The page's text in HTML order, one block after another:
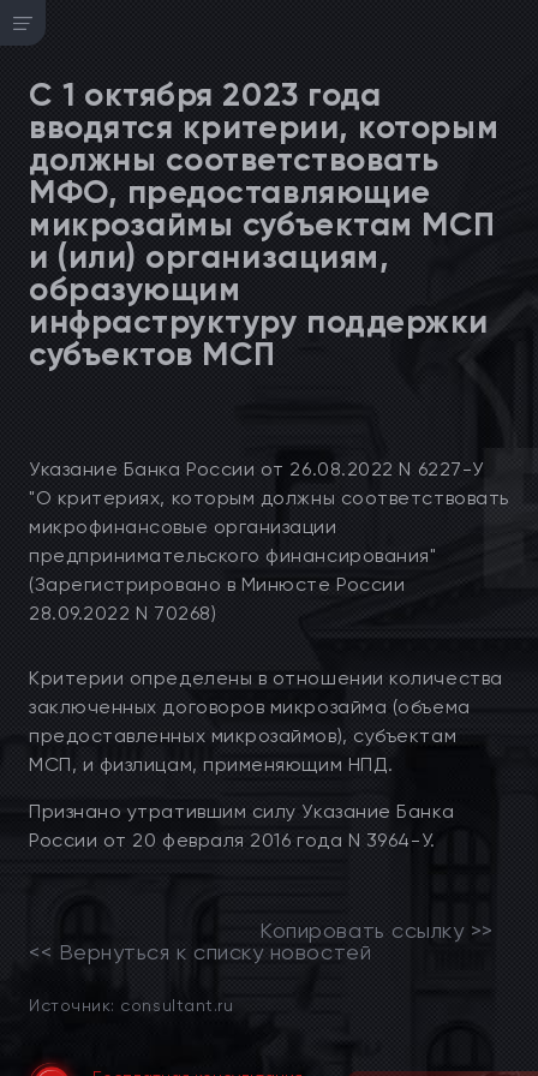
С 1 октября 2023 года
вводятся критерии, которым
должны соответствовать
МФО, предоставляющие
микрозаймы субъектам МСП
и (или) организациям,
образующим
инфраструктуру поддержки
субъектов МСП
Указание Банка России от 26.08.2022 N 6227-У
"О критериях, которым должны соответствовать
микрофинансовые организации
предпринимательского финансирования"
(Зарегистрировано в Минюсте России
28.09.2022 N 70268)
Критерии определены в отношении количества
заключенных договоров микрозайма (объема
предоставленных микрозаймов), субъектам
МСП, и физлицам, применяющим НПД.
Признано утратившим силу Указание Банка
России от 20 февраля 2016 года N 3964-У.
Копировать ссылку >>
<< Вернуться к списку новостей
Источник: consultant.ru